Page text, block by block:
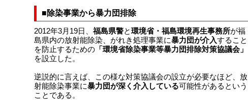
■除染事業から暴力団排除
2012年3月19日、 福島県警と環境省・福島環境再生事務所が福
島県内の放射能除染、がれき処理事業に暴力団が介入すること
を防止するための「環境省除染事業等暴力団排除対策協議会」
を設立した。
逆説的に言えば、この様な対策協議会の設立が必要なほど、放
射能除染事業に暴力団が深く介入している可能性があるという
ことである。